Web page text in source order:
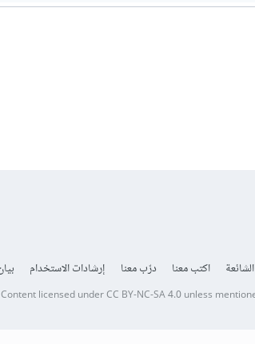
اكتب معنا درّب معنا إرشادات الاستخدام
Content licensed underCC BY-NC-SA 4.0unless